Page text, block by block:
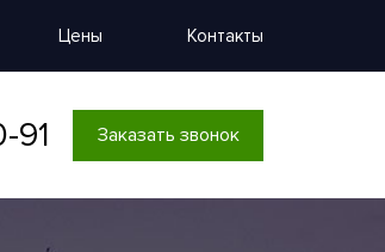
Цены Контакты
91 Заказать звонок